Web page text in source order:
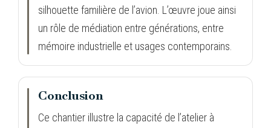
silhouette familière de l’avion. L’œuvre joue ainsi
un rôle de médiation entre générations, entre
mémoire industrielle et usages contemporains.
Conclusion
Ce chantier illustre la capacité de l’atelier à